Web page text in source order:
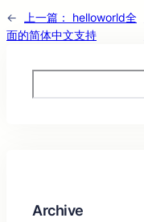
← 上一篇：
helloworld全
面的简体中文支持
Archive